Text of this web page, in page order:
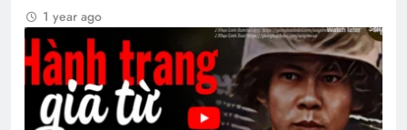
TRONG THUYỀN ĐÊM MƯA (Bạch Cư
Dị)
3 Years Ago
1 year ago